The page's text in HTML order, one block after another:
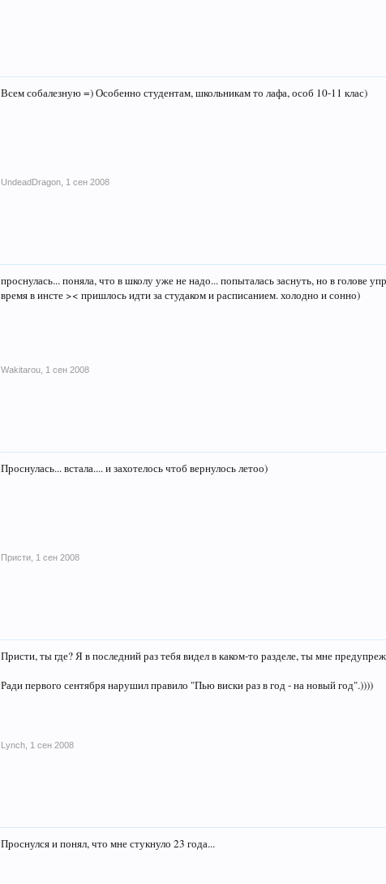
Всем собалезную =) Особенно студентам, школьникам то лафа, особ 10-11 клас)
UndeadDragon 1 сен 2008
проснулась... поняла, что в школу уже не надо... попыталась заснуть, но в голове
время в инсте >< пришлось идти за студаком и расписанием. холодно и сонно)
Wakitarou 1 сен 2008
Проснулась... встала.... и захотелось чтоб вернулось летоо)
Присти 1 сен 2008
Присти, ты где? Я в последний раз тебя видел в каком-то разделе, ты мне
Ради первого сентября нарушил правило "Пью виски раз в год - на новый год".))))
Lynch 1 сен 2008
Проснулся и понял, что мне стукнуло 23 года...